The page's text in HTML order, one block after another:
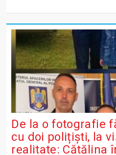
De la o fotografie
cu doi polițiști, la
realitate: Cătălina